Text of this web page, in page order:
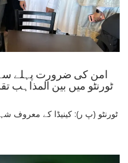
امن کی ضرورت پہلے سے
ٹورنٹو میں بین المذاہب
ٹورنٹو (پ ر): کینیڈا کے معروف